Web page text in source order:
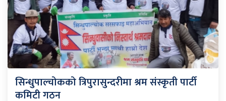
सिन्धुपाल्चोकको त्रिपुरासुन्दरीमा श्रम संस्कृती पार्टी
कमिटी गठन